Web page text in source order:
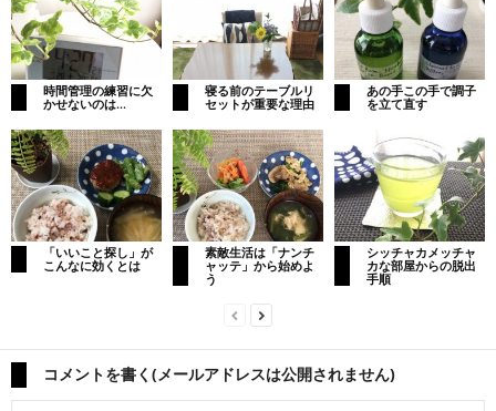
時間管理の練習に欠
かせないのは…
寝る前のテーブルリ
セットが重要な理由
あの手この手で調子
を立て直す
「いいこと探し」が
こんなに効くとは
素敵生活は「ナンチ
ャッテ」から始めよ
う
シッチャカメッチャ
カな部屋からの脱出
手順
コメントを書く(メールアドレスは公開されません)